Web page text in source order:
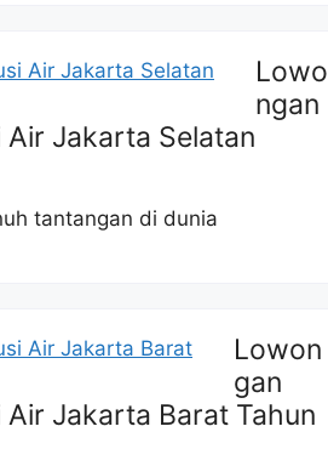
Lowo
ngan
Air Jakarta Selatan
tantangan di dunia
Lowon
gan
Jakarta Barat Tahun